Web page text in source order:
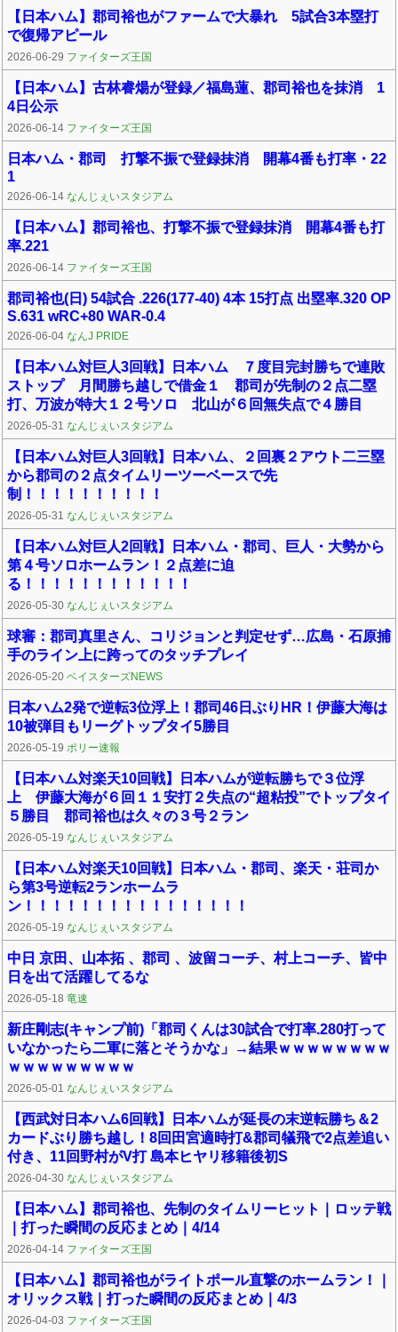
【日本ハム】郡司裕也がファームで大暴れ 5試合3本塁打
で復帰アピール
2026-06-29 ファイターズ王国
【日本ハム】古林睿煬が登録／福島蓮、郡司裕也を抹消 1
4日公示
2026-06-14 ファイターズ王国
日本ハム・郡司 打撃不振で登録抹消 開幕4番も打率・22
1
2026-06-14 なんじぇいスタジアム
【日本ハム】郡司裕也、打撃不振で登録抹消 開幕4番も打
率.221
2026-06-14 ファイターズ王国
郡司裕也(日) 54試合 .226(177-40) 4本 15打点 出塁率.320 OP
S.631 wRC+80 WAR-0.4
2026-06-04 なんJ PRIDE
【日本ハム対巨人3回戦】日本ハム ７度目完封勝ちで連敗
ストップ 月間勝ち越しで借金１ 郡司が先制の２点二塁
打、万波が特大１２号ソロ 北山が６回無失点で４勝目
2026-05-31 なんじぇいスタジアム
【日本ハム対巨人3回戦】日本ハム、２回裏２アウト二三塁
から郡司の２点タイムリーツーベースで先
制！！！！！！！！！！
2026-05-31 なんじぇいスタジアム
【日本ハム対巨人2回戦】日本ハム・郡司、巨人・大勢から
第４号ソロホームラン！２点差に迫
る！！！！！！！！！！！！
2026-05-30 なんじぇいスタジアム
球審：郡司真里さん、コリジョンと判定せず…広島・石原捕
手のライン上に跨ってのタッチプレイ
2026-05-20 ベイスターズNEWS
日本ハム2発で逆転3位浮上！郡司46日ぶりHR！伊藤大海は
10被弾目もリーグトップタイ5勝目
2026-05-19 ポリー速報
【日本ハム対楽天10回戦】日本ハムが逆転勝ちで３位浮
上 伊藤大海が６回１１安打２失点の“超粘投”でトップタイ
５勝目 郡司裕也は久々の３号２ラン
2026-05-19 なんじぇいスタジアム
【日本ハム対楽天10回戦】日本ハム・郡司、楽天・荘司か
ら第3号逆転2ランホームラ
ン！！！！！！！！！！！！！！！！
2026-05-19 なんじぇいスタジアム
中日 京田、山本拓 、郡司 、波留コーチ、村上コーチ、皆中
日を出て活躍してるな
2026-05-18 竜速
新庄剛志(キャンプ前)「郡司くんは30試合で打率.280打って
いなかったら二軍に落とそうかな」→結果ｗｗｗｗｗｗｗｗ
ｗｗｗｗｗｗｗｗｗ
2026-05-01 なんじぇいスタジアム
【西武対日本ハム6回戦】日本ハムが延長の末逆転勝ち＆2
カードぶり勝ち越し！8回田宮適時打&郡司犠飛で2点差追い
付き、11回野村がV打 島本ヒヤリ移籍後初S
2026-04-30 なんじぇいスタジアム
【日本ハム】郡司裕也、先制のタイムリーヒット｜ロッテ戦
｜打った瞬間の反応まとめ｜4/14
2026-04-14 ファイターズ王国
【日本ハム】郡司裕也がライトポール直撃のホームラン！｜
オリックス戦｜打った瞬間の反応まとめ｜4/3
2026-04-03 ファイターズ王国